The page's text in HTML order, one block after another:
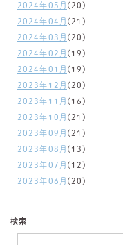
2024年05月 (20)
2024年04月 (21)
2024年03月 (20)
2024年02月 (19)
2024年01月 (19)
2023年12月 (20)
2023年11月 (16)
2023年10月 (21)
2023年09月 (21)
2023年08月 (13)
2023年07月 (12)
2023年06月 (20)
検索